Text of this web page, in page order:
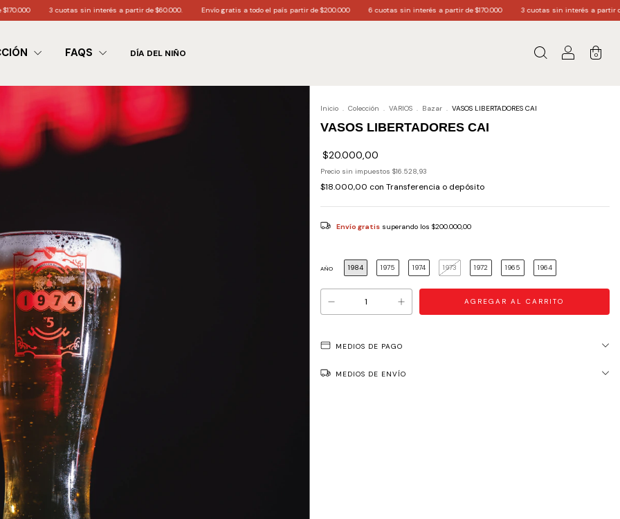
sin interés a partir de $60.000. Envío gratis a todo el país partir de $200.000 6 cuotas sin interés a partir de $170.000 3 cuotas sin interés a partir de $60.000.
FAQS DÍA DEL NIÑO 0
Inicio . Colección . VARIOS . Bazar . VASOS LIBERTADORES CAI
VASOS LIBERTADORES CAI
$20.000,00
Precio sin impuestos $16.528,93
$18.000,00 con Transferencia o depósito
Envío gratis superando los $200.000,00
AÑO 1984 1975 1974 1973 1972 1965 1964
MEDIOS DE PAGO
MEDIOS DE ENVÍO